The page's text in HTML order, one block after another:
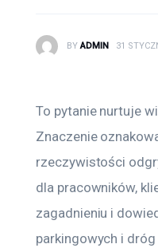
BY ADMIN 31
To pytanie nurtuje
Znaczenie
rzeczywistości
dla pracowników,
zagadnieniu i
parkingowych i